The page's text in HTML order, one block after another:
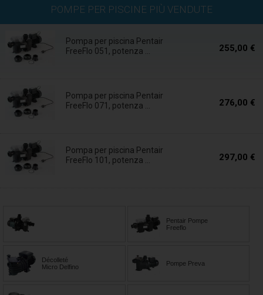
POMPE PER PISCINE PIÙ VENDUTE
Pompa per piscina Pentair
FreeFlo 051, potenza ...
255,00 €
Disponibile
Pompa per piscina Pentair
FreeFlo 071, potenza ...
276,00 €
Pompa per piscina Pentair
FreeFlo 101, potenza ...
297,00 €
Pentair Pompe
Freeflo
Décolleté
Micro Delfino
Pompe Preva